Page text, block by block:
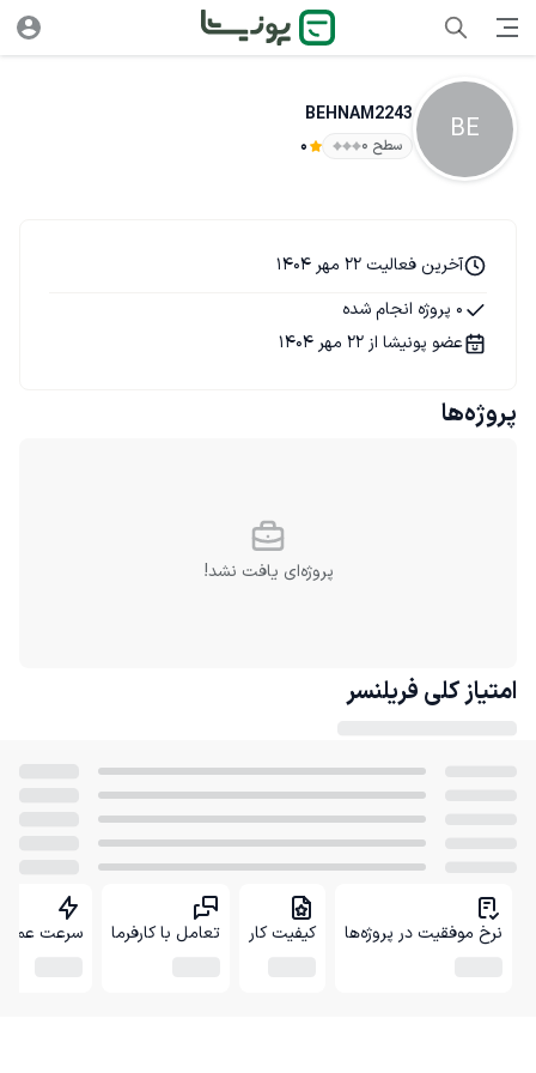
BE
BEHNAM2243
سطح ۰ 0
آخرین فعالیت 22 مهر 1404
0 پروژه انجام شده
عضو پونیشا از 22 مهر 1404
پروژه‌ها
پروژه‌ای یافت نشد!
امتیاز کلی فریلنسر
نرخ موفقیت در پروژه‌ها کیفیت کار تعامل با کارفرما سرعت عمل